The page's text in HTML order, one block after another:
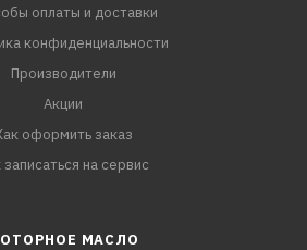
оплаты и доставки
конфиденциальности
Производители
Акции
оформить заказ
записаться на сервис
МАСЛО